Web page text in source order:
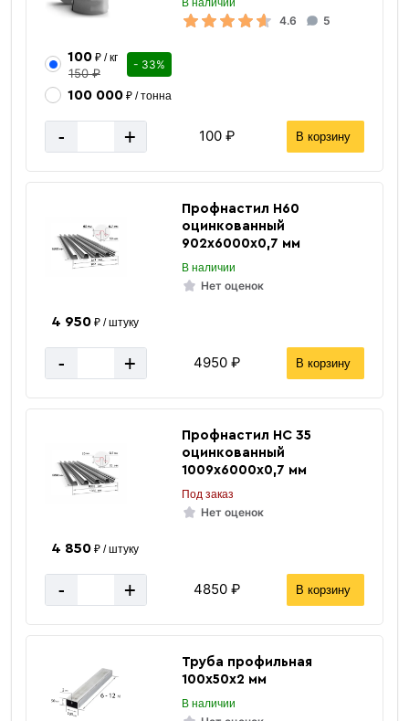
В наличии
4.6 5
100₽ / кг
150 ₽
- 33%
100 000₽ / тонна
- + 100 ₽ В корзину
Профнастил Н60
оцинкованный
902х6000х0,7 мм
В наличии
Нет оценок
4 950₽ / штуку
- + 4950 ₽ В корзину
Профнастил НС 35
оцинкованный
1009х6000х0,7 мм
Под заказ
Нет оценок
4 850₽ / штуку
- + 4850 ₽ В корзину
Труба профильная
100х50х2 мм
В наличии